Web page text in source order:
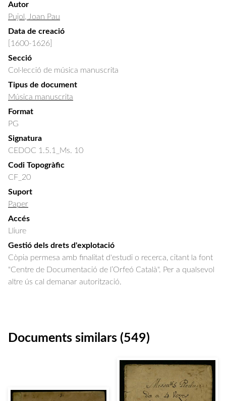
Autor
Pujol, Joan Pau
Data de creació
[1600-1626]
Secció
Col·lecció de música manuscrita
Tipus de document
Música manuscrita
Format
PG
Signatura
CEDOC 1.5.1_Ms. 10
Codi Topogràfic
CF_20
Suport
Paper
Accés
Lliure
Gestió dels drets d'explotació
Còpia permesa amb finalitat d'estudi o recerca, citant la font
"Centre de Documentació de l’Orfeó Català". Per a qualsevol
altre ús cal demanar autorització.
Documents similars (549)